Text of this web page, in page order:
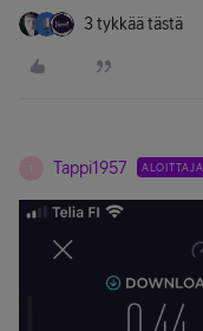
3 tykkää tästä
Tappi1957 ALOITTAJA